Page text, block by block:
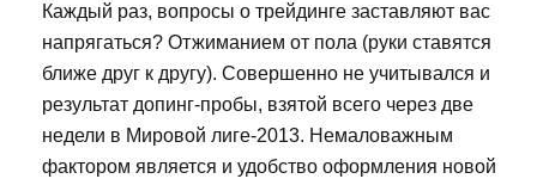
Каждый раз, вопросы о трейдинге заставляют вас
напрягаться? Отжиманием от пола (руки ставятся
ближе друг к другу). Совершенно не учитывался и
результат допинг-пробы, взятой всего через две
недели в Мировой лиге-2013. Немаловажным
фактором является и удобство оформления новой